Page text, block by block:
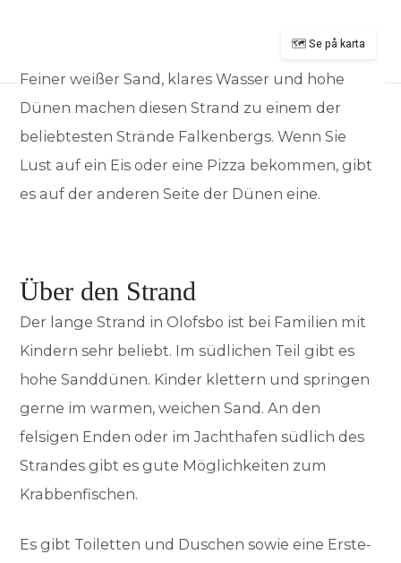
🗺️ Se på karta
Feiner weißer Sand, klares Wasser und hohe
Dünen machen diesen Strand zu einem der
beliebtesten Strände Falkenbergs. Wenn Sie
Lust auf ein Eis oder eine Pizza bekommen, gibt
es auf der anderen Seite der Dünen eine.
Über den Strand
Der lange Strand in Olofsbo ist bei Familien mit
Kindern sehr beliebt. Im südlichen Teil gibt es
hohe Sanddünen. Kinder klettern und springen
gerne im warmen, weichen Sand. An den
felsigen Enden oder im Jachthafen südlich des
Strandes gibt es gute Möglichkeiten zum
Krabbenfischen.
Es gibt Toiletten und Duschen sowie eine Erste-